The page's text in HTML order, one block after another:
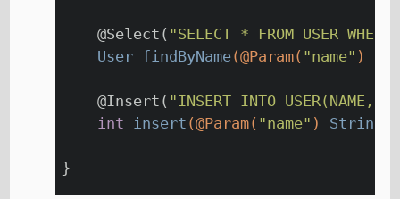
@Select ( "SELECT * FROM USER
User findByName(@Param( "name" )
@Insert ( "INSERT INTO USER(NAME,
int insert (@Param( "name" ) String
}